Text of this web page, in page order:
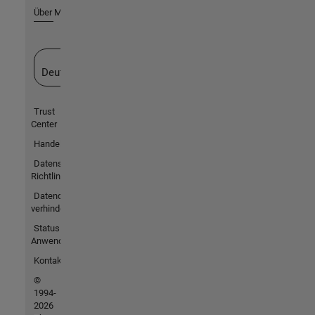
Über MathWorks
Deutschland
Trust
Center
Handelsmarken
Datenschutz-
Richtlinien
Datendiebstahl
verhindern
Status von
Anwendungen
Kontakt
©
1994-
2026